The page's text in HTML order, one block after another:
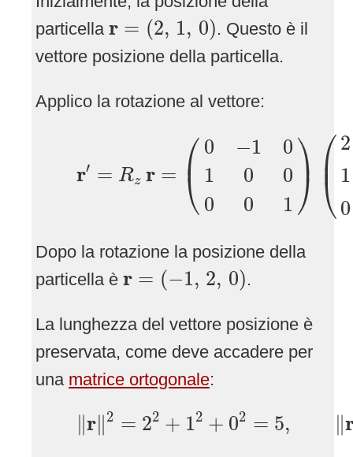
particella r = (2, 1, 0)
,1, 0)
. Questo è il
vettore posizione della particella.
Applico la rotazione al vettore:
r′ = Rz r = ⎛
⎜
⎝
0 −1
0
1
0
0
0
0 1
⎞
⎟
⎠
⎛
⎜
⎜
⎝
2
1
0
0 1 1 0
Dopo la rotazione la posizione della
particella è r = (−1, 2, 0)
r= 1 2,0 ) .
La lunghezza del vettore posizione è
preservata, come deve accadere per
una matrice ortogonale:
∥r∥2 = 22 + 12 + 02 = 5, ∥
‖r =2 +12 02 ‖